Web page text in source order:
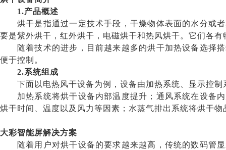
1.产品概述
烘干是指通过一定技术手段，干燥物体表面的水分或
要是紫外烘干，红外烘干，电磁烘干和热风烘干。它们各
随着技术的进步，目前越来越多的烘干加热设备选择
便于控制。
2.系统组成
下面以电热风干设备为例，设备由加热系统、显示控
加热系统将烘干设备内部温度提升；通风系统在设备
烘干时间、温度以及风力等因素；水蒸气排出系统将烘干
大彩智能屏解决方案
随着用户对烘干设备的要求越来越高，传统的数码管